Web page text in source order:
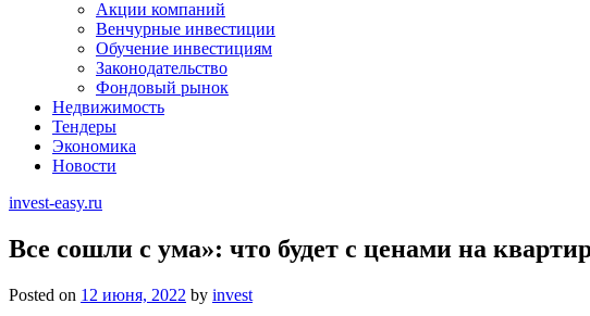
Акции компаний
Венчурные инвестиции
Обучение инвестициям
Законодательство
Фондовый рынок
Недвижимость
Тендеры
Экономика
Новости
invest-easy.ru
Все сошли с ума»: что будет с ценами на
Posted on 12 июня, 2022 by invest